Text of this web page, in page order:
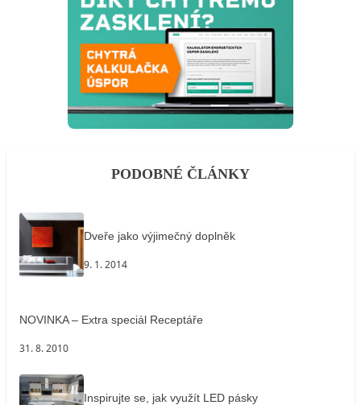
PODOBNÉ ČLÁNKY
Dveře jako výjimečný doplněk
9. 1. 2014
NOVINKA – Extra speciál Receptáře
31. 8. 2010
Inspirujte se, jak využít LED pásky